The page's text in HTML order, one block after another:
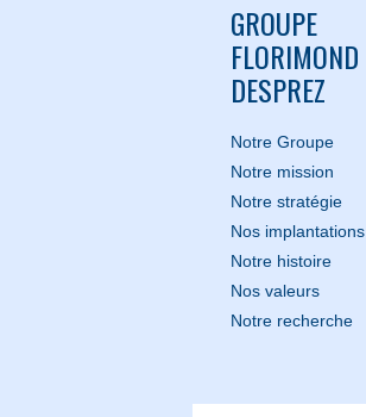
GROUPE
FLORIMOND
DESPREZ
Notre Groupe
Notre mission
Notre stratégie
Nos implantations
Notre histoire
Nos valeurs
Notre recherche